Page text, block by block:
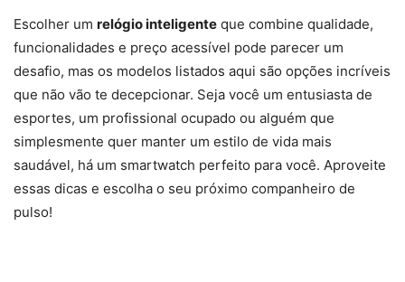
Escolher um relógio inteligente que combine qualidade,
funcionalidades e preço acessível pode parecer um
desafio, mas os modelos listados aqui são opções incríveis
que não vão te decepcionar. Seja você um entusiasta de
esportes, um profissional ocupado ou alguém que
simplesmente quer manter um estilo de vida mais
saudável, há um smartwatch perfeito para você. Aproveite
essas dicas e escolha o seu próximo companheiro de
pulso!